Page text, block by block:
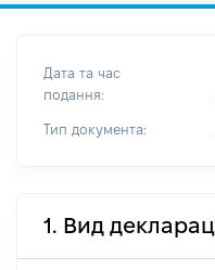
Дата та час
подання:
Тип документа:
1. Вид